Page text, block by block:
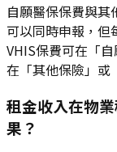
自願醫保保費與其
可以同時申報，但
VHIS保費可在「
在「其他保險」或
租金收入在物
果？